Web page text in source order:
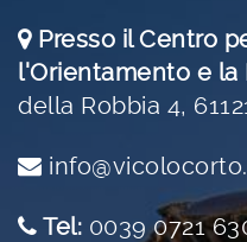
Presso il Centro
l'Orientamento e la
della Robbia 4,
Tel: 0039 0721